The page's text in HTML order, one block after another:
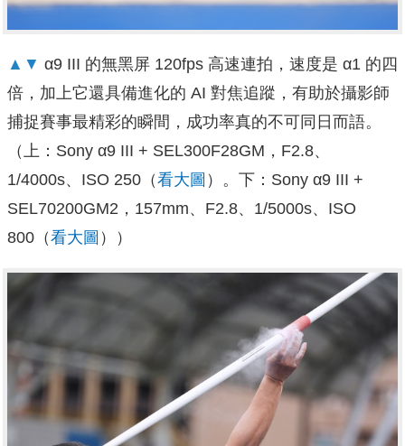
▲▼ α9 III 的無黑屏 120fps 高速連拍，速度是 α1 的四
倍，加上它還具備進化的 AI 對焦追蹤，有助於攝影師
捕捉賽事最精彩的瞬間，成功率真的不可同日而語。
（上：Sony α9 III + SEL300F28GM，F2.8、
1/4000s、ISO 250（看大圖 ）。下：Sony α9 III +
SEL70200GM2，157mm、F2.8、1/5000s、ISO
800（看大圖 ））